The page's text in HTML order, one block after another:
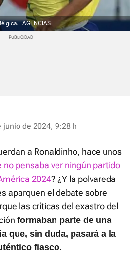
AGENCIAS
junio de 2024, 9:28 h
a Ronaldinho, hace unos
no pensaba ver ningún partido
2024? ¿Y la polvareda
aparquen el debate sobre
las críticas del exastro del
formaban parte de una
que, sin duda, pasará a la
fiasco.